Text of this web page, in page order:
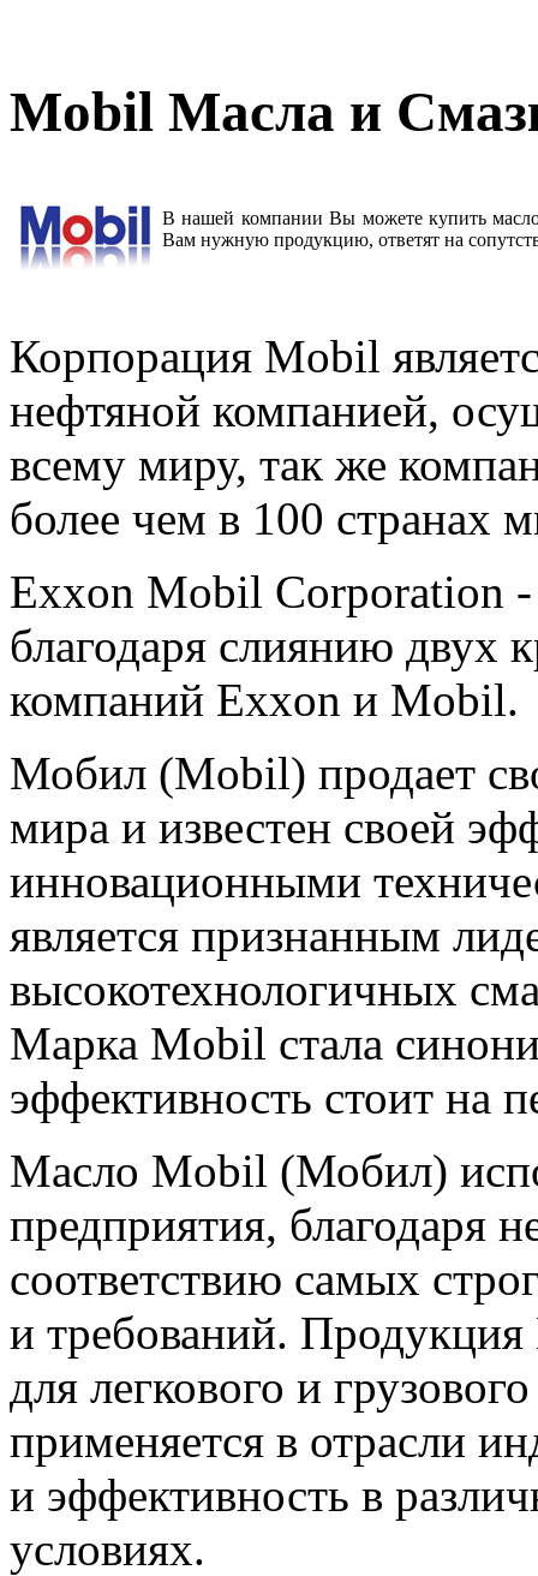
Mobil Масла и
В нашей компании Вы можете купить
Вам нужную продукцию, ответят на
Корпорация Mobil
нефтяной компанией,
всему миру, так же
более чем в 100 странах
Exxon Mobil Corporation -
благодаря слиянию двух
компаний Exxon и Mobil.
Мобил (Mobil) продает
мира и известен своей
инновационными
является признанным
высокотехнологичных
Марка Mobil стала
эффективность стоит на
Масло Mobil (Мобил)
предприятия, благодаря
соответствию самых
и требований. Продукция
для легкового и
применяется в отрасли
и эффективность в
условиях.